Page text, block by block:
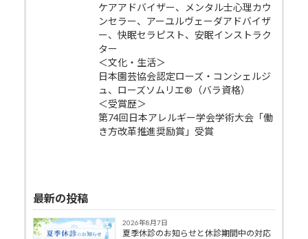
ケアアドバイザー、メンタル士心理カウ
ンセラー、アーユルヴェーダアドバイザ
ー、快眠セラピスト、安眠インストラク
ター
＜文化・生活＞
日本園芸協会認定ローズ・コンシェルジ
ュ、ローズソムリエ®（バラ資格）
＜受賞歴＞
第74回日本アレルギー学会学術大会「働
き方改革推進奨励賞」受賞
最新の投稿
2026年8月7日
夏季休診のお知らせと休診期間中の対応